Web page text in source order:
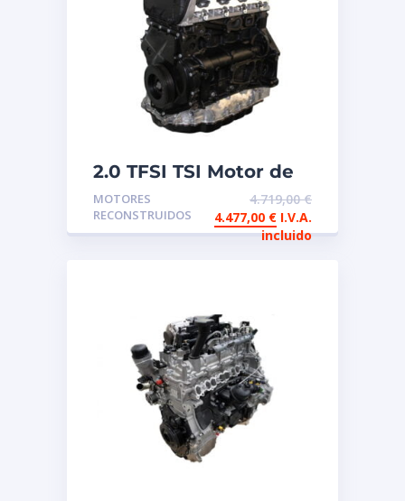
2.0 TFSI TSI Motor de
intercambio
reconstruido
MOTORES
RECONSTRUIDOS
4.719,00€
4.477,00 € I.V.A.
incluido